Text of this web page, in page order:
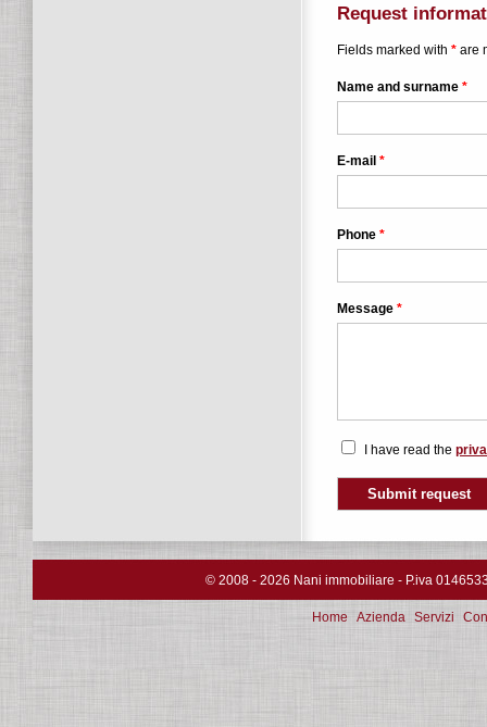
Request
Fields marked with * are
Name and surname *
E-mail *
Phone *
Message *
I have read the
© 2008 - 2026 Nani immobiliare - P.iva
Home Azienda Servizi